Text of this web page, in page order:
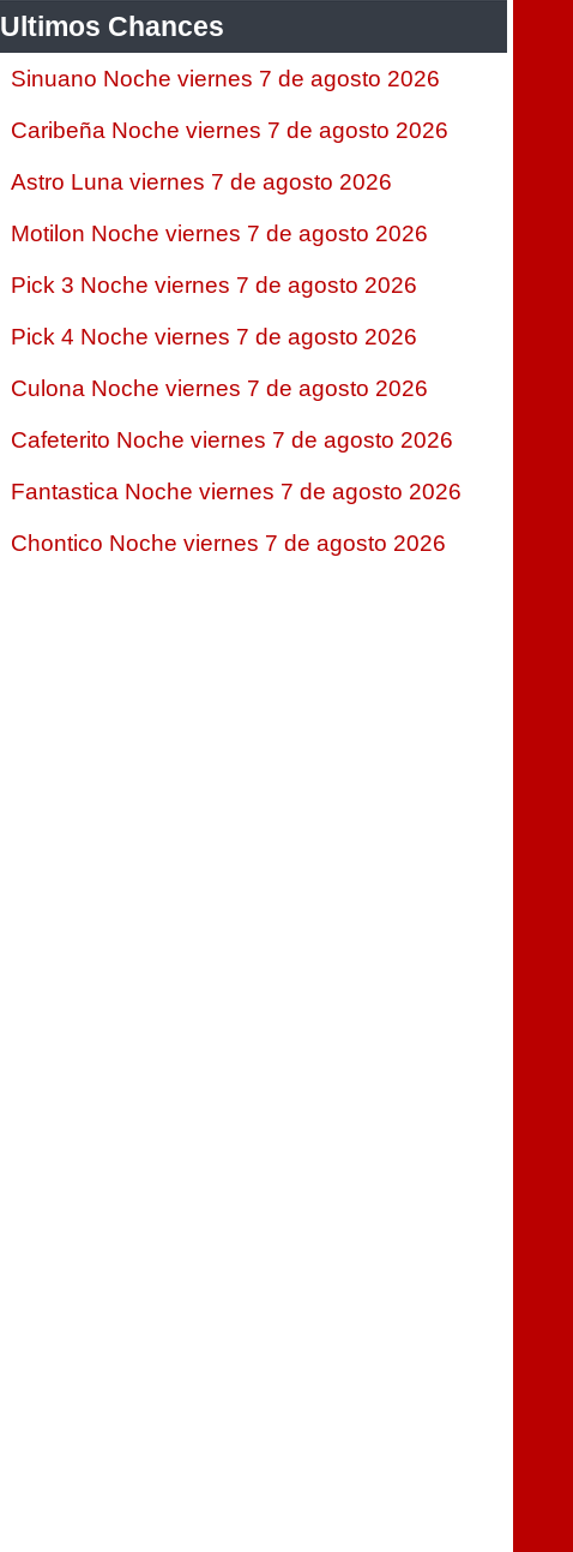
Ultimos Chances
Sinuano Noche viernes 7 de agosto 2026
Caribeña Noche viernes 7 de agosto 2026
Astro Luna viernes 7 de agosto 2026
Motilon Noche viernes 7 de agosto 2026
Pick 3 Noche viernes 7 de agosto 2026
Pick 4 Noche viernes 7 de agosto 2026
Culona Noche viernes 7 de agosto 2026
Cafeterito Noche viernes 7 de agosto 2026
Fantastica Noche viernes 7 de agosto 2026
Chontico Noche viernes 7 de agosto 2026